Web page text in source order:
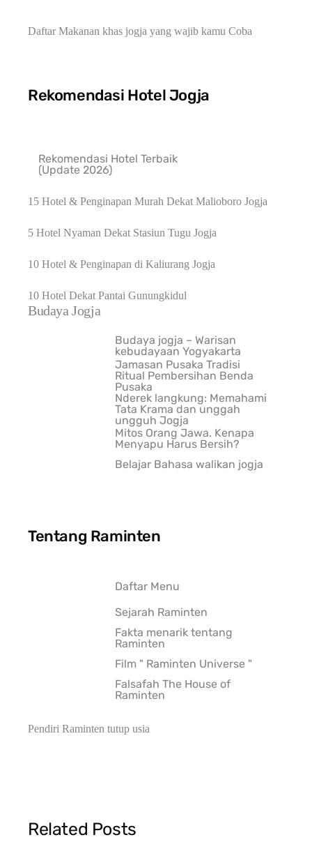
Daftar Makanan khas jogja yang wajib kamu Coba
Rekomendasi Hotel Jogja
Rekomendasi Hotel Terbaik
(Update 2026)
15 Hotel & Penginapan Murah Dekat Malioboro Jogja
5 Hotel Nyaman Dekat Stasiun Tugu Jogja
10 Hotel & Penginapan di Kaliurang Jogja
10 Hotel Dekat Pantai Gunungkidul
Budaya Jogja
Budaya jogja – Warisan
kebudayaan Yogyakarta
Jamasan Pusaka Tradisi
Ritual Pembersihan Benda
Pusaka
Nderek langkung: Memahami
Tata Krama dan unggah
ungguh Jogja
Mitos Orang Jawa. Kenapa
Menyapu Harus Bersih?
Belajar Bahasa walikan jogja
Tentang Raminten
Daftar Menu
Sejarah Raminten
Fakta menarik tentang
Raminten
Film " Raminten Universe "
Falsafah The House of
Raminten
Pendiri Raminten tutup usia
Related Posts